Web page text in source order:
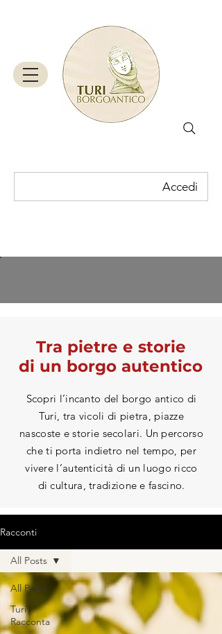
Accedi
Tra pietre e storie
di un borgo autentico
Scopri l’incanto del borgo antico di
Turi, tra vicoli di pietra, piazze
nascoste e storie secolari. Un percorso
che ti porta indietro nel tempo, per
vivere l’autenticità di un luogo ricco
di cultura, tradizione e fascino.
Racconti
All Posts
Turi
Racconta
All Posts